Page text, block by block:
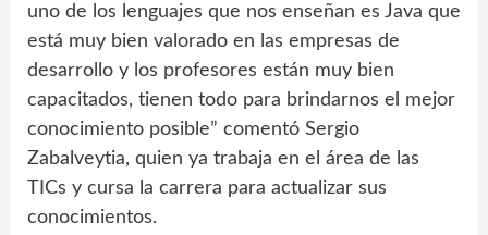
uno de los lenguajes que nos enseñan es Java que
está muy bien valorado en las empresas de
desarrollo y los profesores están muy bien
capacitados, tienen todo para brindarnos el mejor
conocimiento posible” comentó Sergio
Zabalveytia, quien ya trabaja en el área de las
TICs y cursa la carrera para actualizar sus
conocimientos.